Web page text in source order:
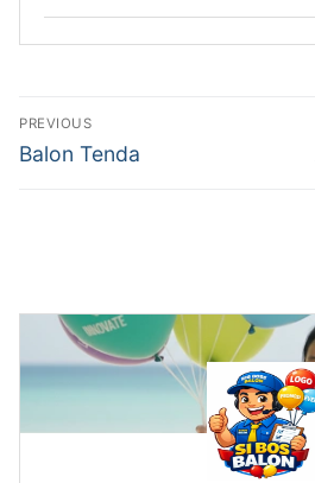
Navigasi
pos
PREVIOUS
Previous
Balon Tenda